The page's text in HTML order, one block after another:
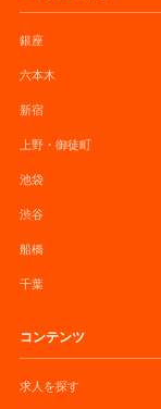
銀座
六本木
新宿
上野・御徒町
池袋
渋谷
船橋
千葉
コンテンツ
求人を探す